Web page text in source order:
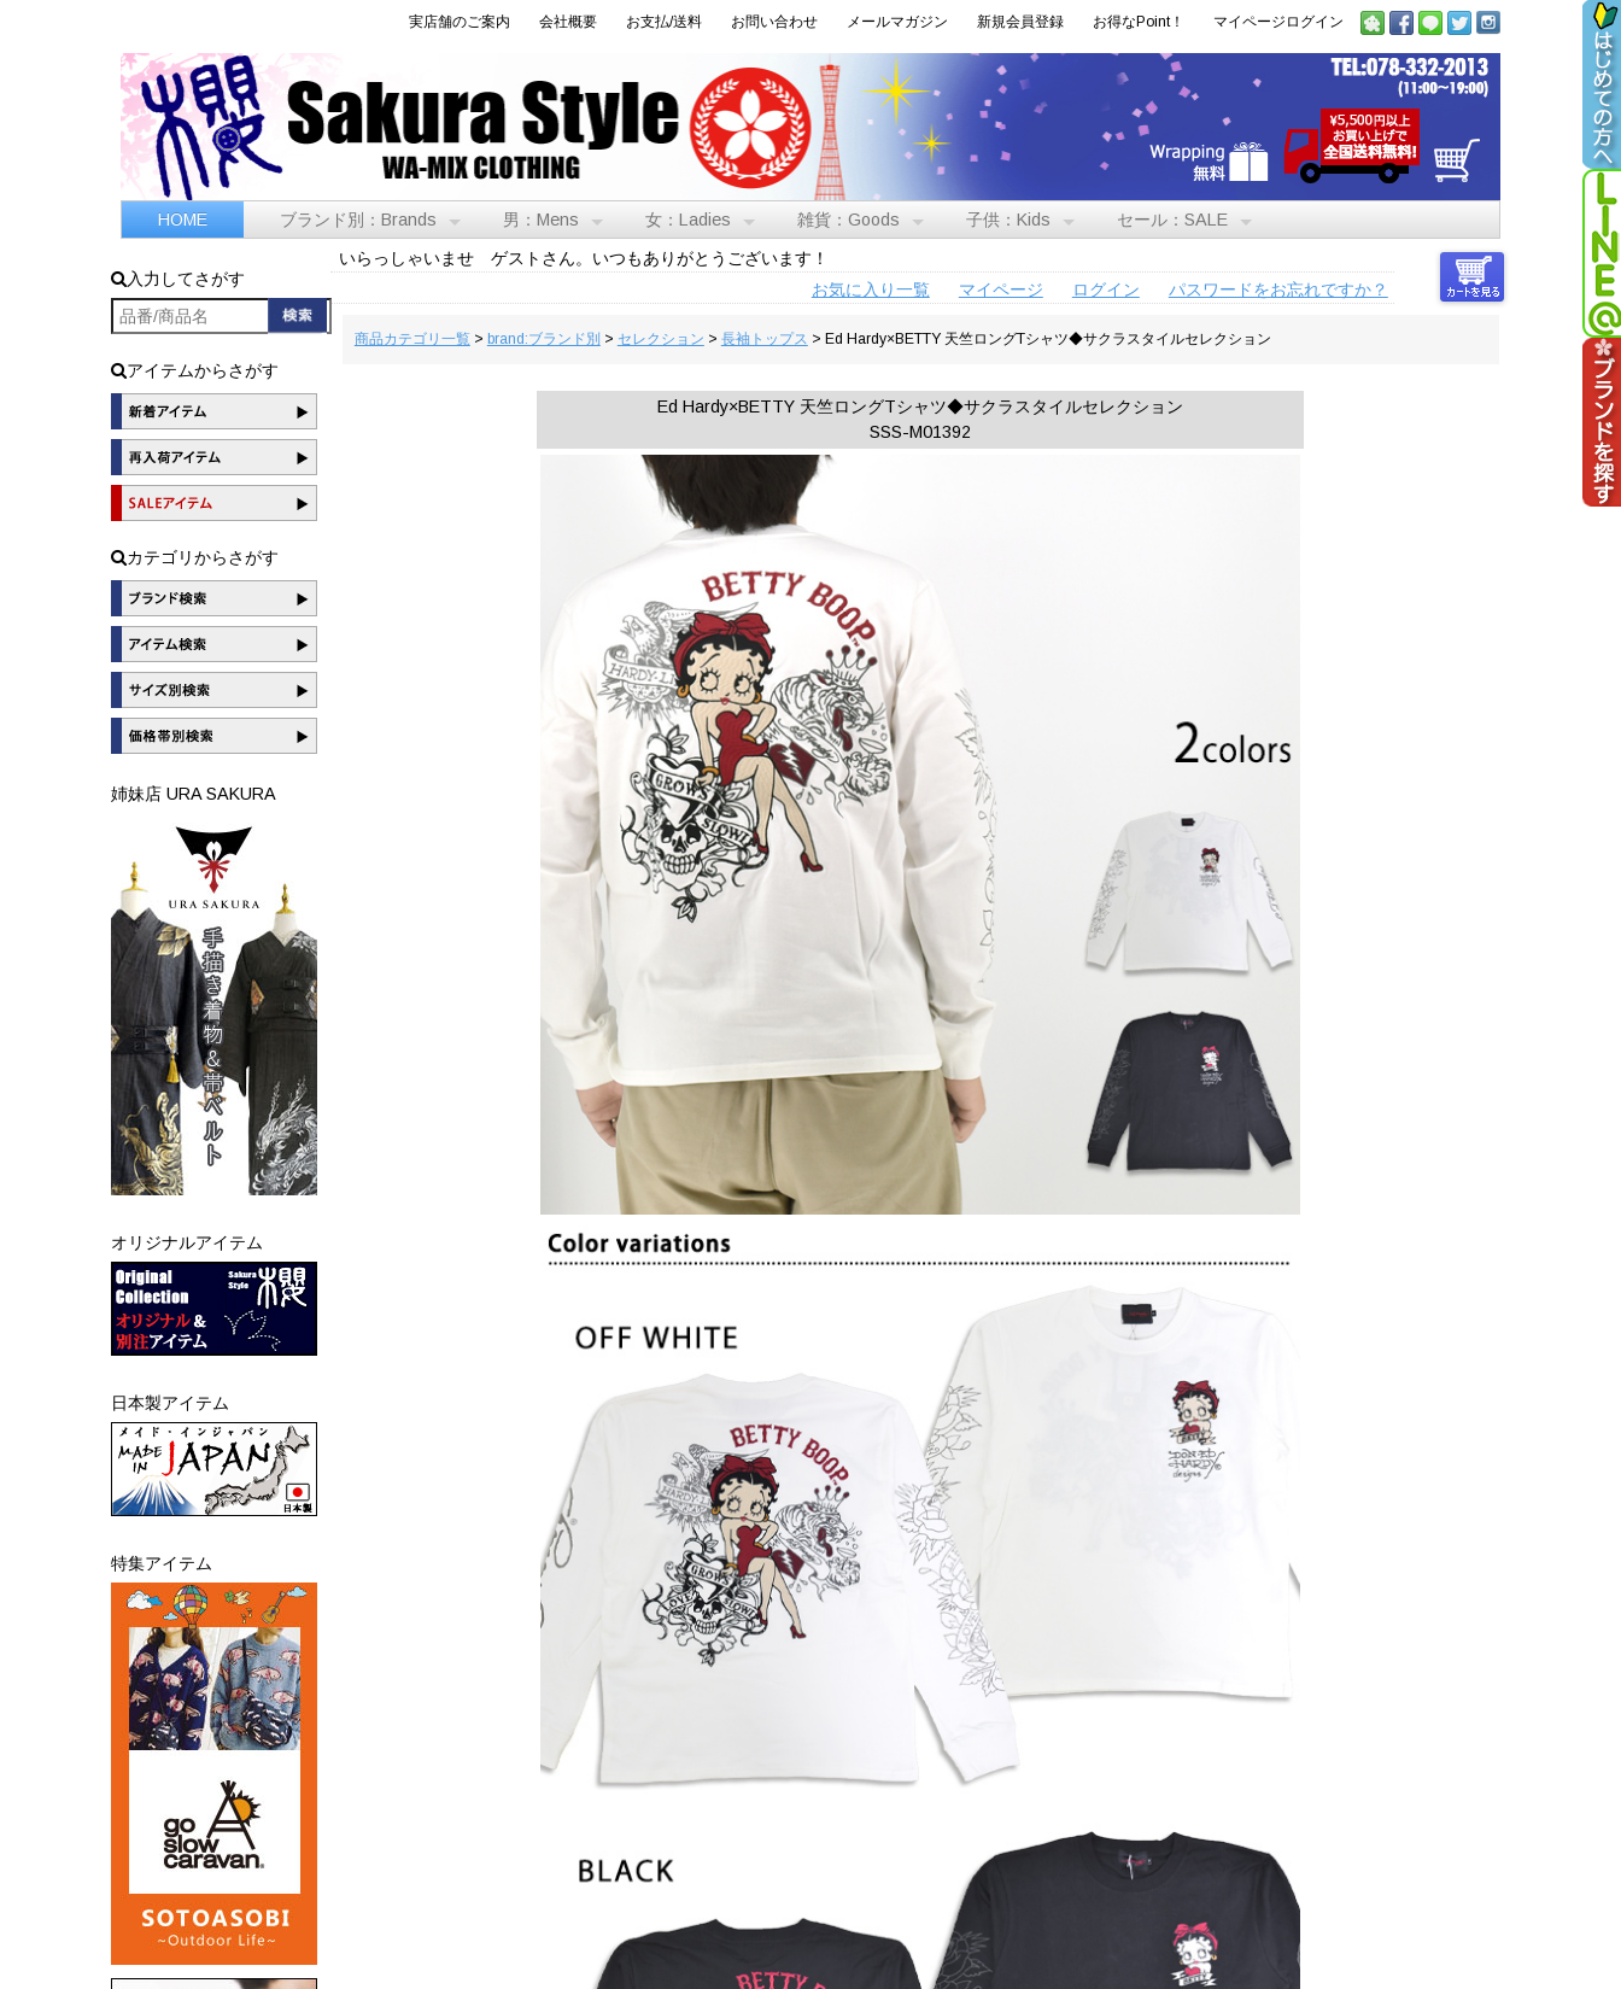
実店舗のご案内 会社概要 お支払/送料 お問い合わせ メールマガジン 新規会員登録 お得なPoint！ マイページログイン
HOME ブランド別：Brands 男：Mens 女：Ladies 雑貨：Goods 子供：Kids セール：SALE
入力してさがす
アイテムからさがす
カテゴリからさがす
姉妹店 URA SAKURA
オリジナルアイテム
日本製アイテム
特集アイテム
いらっしゃいませ ゲストさん。いつもありがとうございます！
お気に入り一覧
マイページ ログイン パスワードをお忘れですか？
商品カテゴリ一覧> brand:ブランド別 > セレクション > 長袖トップス > Ed Hardy×BETTY 天竺ロングTシャツ◆サクラスタイルセレクション
Ed Hardy×BETTY 天竺ロングTシャツ◆サクラスタイルセレクション
SSS-M01392